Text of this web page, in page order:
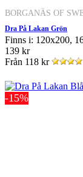
BORGANÄS OF
Dra På Lakan Grön
Finns i: 120x200,
139 kr
Från 118 kr
-15%